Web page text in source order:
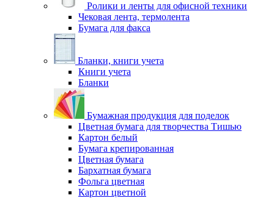
Ролики и ленты для офисной техники
Чековая лента, термолента
Бумага для факса
Бланки, книги учета
Книги учета
Бланки
Бумажная продукция для поделок
Цветная бумага для творчества Тишью
Картон белый
Бумага крепированная
Цветная бумага
Бархатная бумага
Фольга цветная
Картон цветной